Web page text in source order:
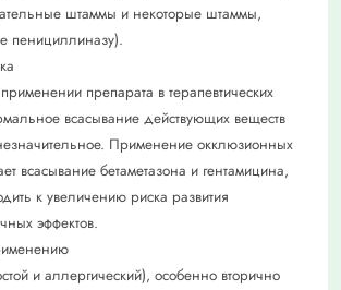
штаммы и некоторые штаммы,
пенициллиназу).
препарата в терапевтических
всасывание действующих веществ
Применение окклюзионных
всасывание бетаметазона и гентамицина,
к увеличению риска развития
эффектов.
и аллергический), особенно вторично